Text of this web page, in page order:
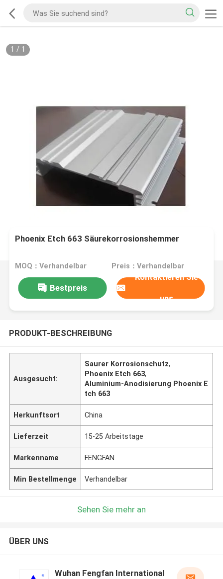
1 / 1
Phoenix Etch 663 Säurekorrosionshemmer
MOQ：Verhandelbar Preis：Verhandelbar
Bestpreis
Kontaktieren Sie
uns
PRODUKT-BESCHREIBUNG
Ausgesucht:
Saurer Korrosionschutz,
Phoenix Etch 663,
Aluminium-Anodisierung Phoenix E
tch 663
Herkunftsort China
Lieferzeit 15-25 Arbeitstage
Markenname FENGFAN
Min Bestellmenge Verhandelbar
Sehen Sie mehr an
ÜBER UNS
Wuhan Fengfan International